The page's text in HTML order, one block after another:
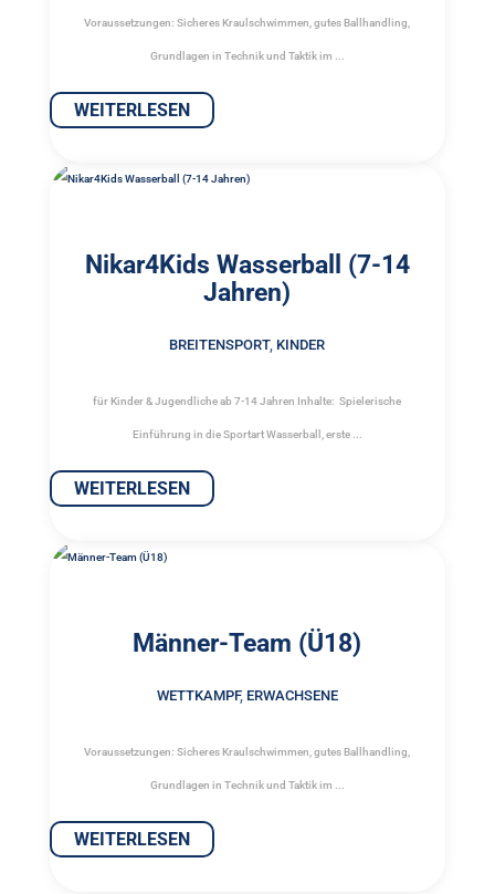
Voraussetzungen: Sicheres Kraulschwimmen, gutes Ballhandling,
Grundlagen in Technik und Taktik im ...
WEITERLESEN
Nikar4Kids Wasserball (7-14
Jahren)
BREITENSPORT, KINDER
für Kinder & Jugendliche ab 7-14 Jahren Inhalte: Spielerische
Einführung in die Sportart Wasserball, erste ...
WEITERLESEN
Männer-Team (Ü18)
WETTKAMPF, ERWACHSENE
Voraussetzungen: Sicheres Kraulschwimmen, gutes Ballhandling,
Grundlagen in Technik und Taktik im ...
WEITERLESEN